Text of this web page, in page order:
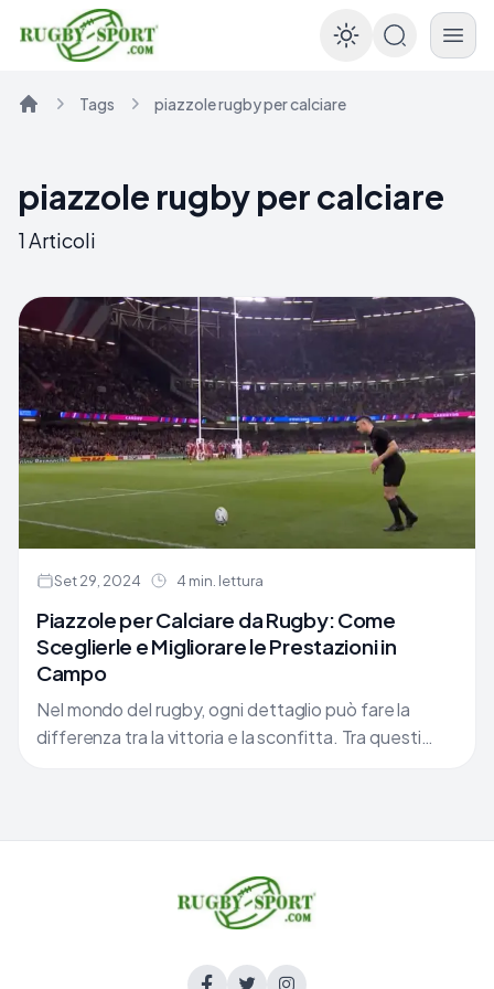
Enable
Tags piazzole rugby per calciare
piazzole rugby per calciare
1Articoli
Set 29, 2024 4 min. lettura
Piazzole per Calciare da Rugby: Come
Sceglierle e Migliorare le Prestazioni in
Campo
Nel mondo del rugby, ogni dettaglio può fare la
differenza tra la vittoria e la sconfitta. Tra questi
che si trovi a dover eseguire tiri piazzati.